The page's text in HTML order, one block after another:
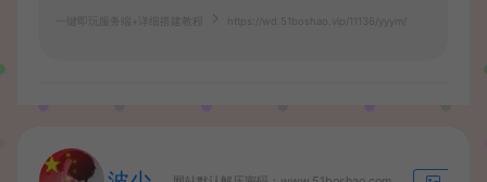
一键即玩服务端+详细搭建教程 https://wd.51boshao.vip/11136/yyym/